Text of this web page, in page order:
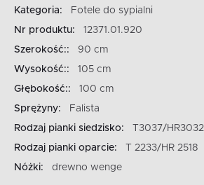
Kategoria:
Fotele do sypialni
Nr produktu:
12371.01.920
Szerokość::
90 cm
Wysokość::
105 cm
Głębokość::
100 cm
Sprężyny:
Falista
Rodzaj pianki siedzisko:
T3037/
Rodzaj pianki oparcie:
T 2233/HR 2518
Nóżki:
drewno wenge